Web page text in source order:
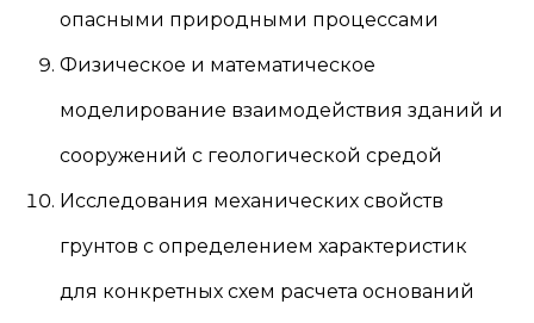
опасными природными процессами
Физическое и математическое
моделирование взаимодействия зданий и
сооружений с геологической средой
Исследования механических свойств
грунтов с определением характеристик
для конкретных схем расчета оснований